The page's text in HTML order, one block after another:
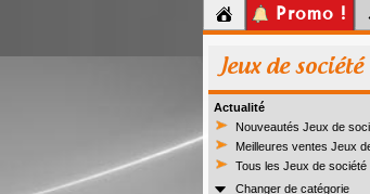
Promo !
Jeux de société
Actualité
Nouveautés Jeux de
Meilleures ventes Jeux
Tous les Jeux de société
Changer de catégorie